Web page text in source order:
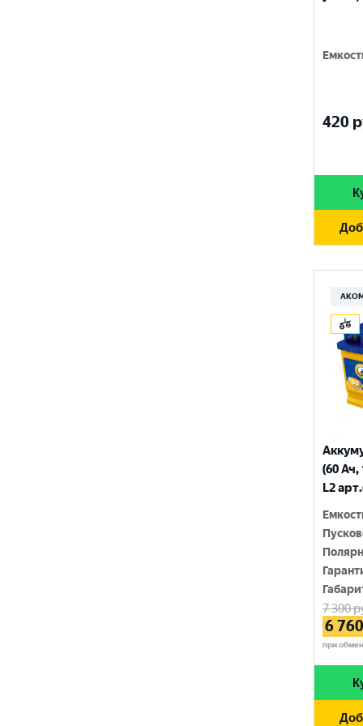
420
(60 Ач,
L2
7 300
6 760
при